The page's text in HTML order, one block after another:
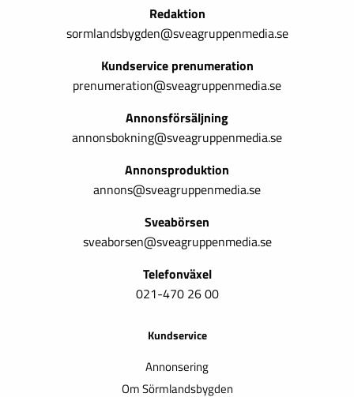
Redaktion
sormlandsbygden@sveagruppenmedia.se
Kundservice prenumeration
prenumeration@sveagruppenmedia.se
Annonsförsäljning
annonsbokning@sveagruppenmedia.se
Annonsproduktion
annons@sveagruppenmedia.se
Sveabörsen
sveaborsen@sveagruppenmedia.se
Telefonväxel
021-470 26 00
Kundservice
Annonsering
Om Sörmlandsbygden